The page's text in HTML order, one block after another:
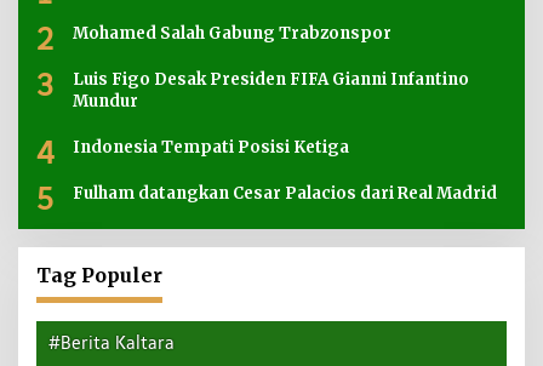
2 Mohamed Salah Gabung Trabzonspor
3
Luis Figo Desak Presiden FIFA Gianni Infantino
Mundur
4 Indonesia Tempati Posisi Ketiga
5 Fulham datangkan Cesar Palacios dari Real Madrid
Tag Populer
#Berita Kaltara